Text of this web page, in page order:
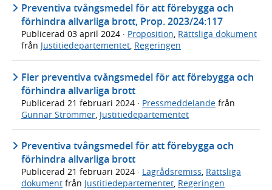
Preventiva tvångsmedel för att förebygga och
förhindra allvarliga brott, Prop. 2023/24:117
Publicerad 03 april 2024 · Proposition, Rättsliga dokument
från Justitiedepartementet, Regeringen
Fler preventiva tvångsmedel för att förebygga och
förhindra allvarliga brott
Publicerad 21 februari 2024 · Pressmeddelande från
Gunnar Strömmer Justitiedepartementet
Preventiva tvångsmedel för att förebygga och
förhindra allvarliga brott
Publicerad 21 februari 2024 · Lagrådsremiss, Rättsliga
dokument från Justitiedepartementet, Regeringen